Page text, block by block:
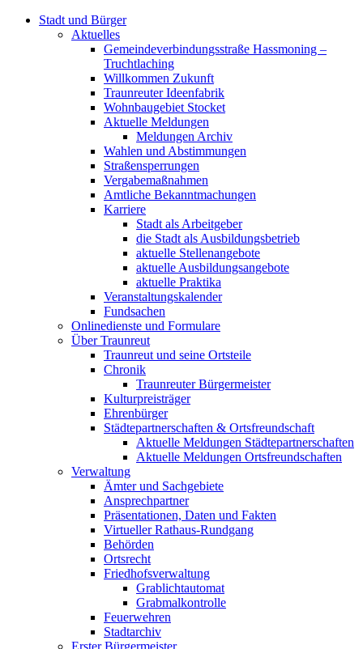
Stadt und Bürger
Aktuelles
Gemeindeverbindungsstraße Hassmoning –
Truchtlaching
Willkommen Zukunft
Traunreuter Ideenfabrik
Wohnbaugebiet Stocket
Aktuelle Meldungen
Meldungen Archiv
Wahlen und Abstimmungen
Straßensperrungen
Vergabemaßnahmen
Amtliche Bekanntmachungen
Karriere
Stadt als Arbeitgeber
die Stadt als Ausbildungsbetrieb
aktuelle Stellenangebote
aktuelle Ausbildungsangebote
aktuelle Praktika
Veranstaltungskalender
Fundsachen
Onlinedienste und Formulare
Über Traunreut
Traunreut und seine Ortsteile
Chronik
Traunreuter Bürgermeister
Kulturpreisträger
Ehrenbürger
Städtepartnerschaften & Ortsfreundschaft
Aktuelle Meldungen Städtepartnerschaften
Aktuelle Meldungen Ortsfreundschaften
Verwaltung
Ämter und Sachgebiete
Ansprechpartner
Präsentationen, Daten und Fakten
Virtueller Rathaus-Rundgang
Behörden
Ortsrecht
Friedhofsverwaltung
Grablichtautomat
Grabmalkontrolle
Feuerwehren
Stadtarchiv
Erster Bürgermeister